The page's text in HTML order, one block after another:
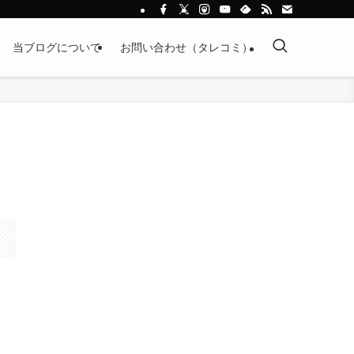
当ブログについて お問い合わせ（タレコミ）